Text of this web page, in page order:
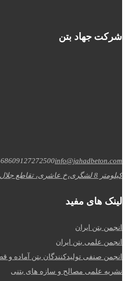
شرکت جهاد بتن
09127272500info@jahadbeton.com
کیلومتر 8 لشگری،خ عاشری، تقاطع جلال
لینک های مفید
انجمن بتن ایران
انجمن علمی بتن ایران
انجمن صنفی تولیدکنندگان بتن آماده و
نشریه علمی مصالح و سازه های بتنی